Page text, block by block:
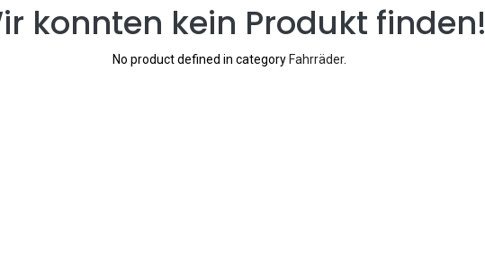
konnten kein Produkt finden!
No product defined in category Fahrräder.